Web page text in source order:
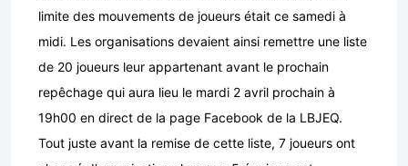
limite des mouvements de joueurs était ce samedi à
midi. Les organisations devaient ainsi remettre une liste
de 20 joueurs leur appartenant avant le prochain
repêchage qui aura lieu le mardi 2 avril prochain à
19h00 en direct de la page Facebook de la LBJEQ.
Tout juste avant la remise de cette liste, 7 joueurs ont